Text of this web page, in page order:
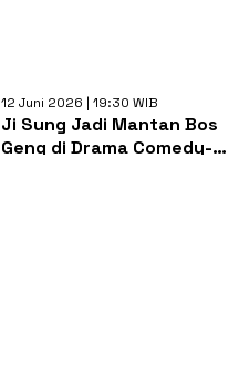
12 Juni 2026 | 19:30 WIB
Ji Sung Jadi Mantan Bos
Geng di Drama Comedy-